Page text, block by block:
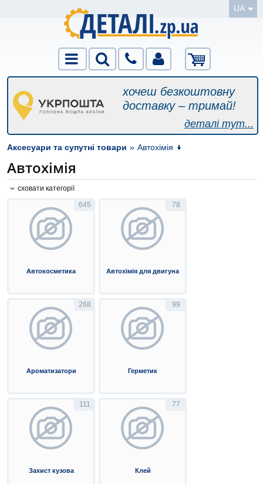
UA
хочеш безкоштовну
доставку – тримай!
деталі тут...
Аксесуари та супутні товари » Автохімія
Автохімія
сховати категорії
645
Автокосметика
78
Автохімія для двигуна
268
Ароматизатори
99
Герметик
111
Захист кузова
77
Клей